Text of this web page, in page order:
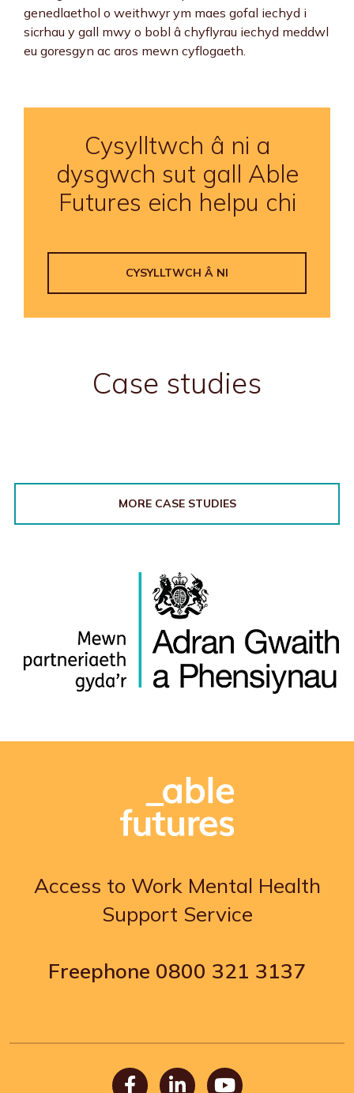
genedlaethol o weithwyr ym maes gofal iechyd i
sicrhau y gall mwy o bobl â chyflyrau iechyd meddwl
eu goresgyn ac aros mewn cyflogaeth.
Cysylltwch â ni a
dysgwch sut gall Able
Futures eich helpu chi
CYSYLLTWCH Â NI
Case studies
MORE CASE STUDIES
Access to Work Mental Health
Support Service
Freephone 0800 321 3137
Facebook
LinkedInYoutube